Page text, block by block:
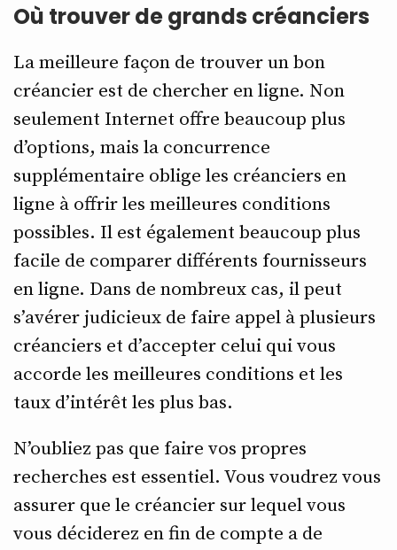
Où trouver de grands créanciers
La meilleure façon de trouver un bon
créancier est de chercher en ligne. Non
seulement Internet offre beaucoup plus
d’options, mais la concurrence
supplémentaire oblige les créanciers en
ligne à offrir les meilleures conditions
possibles. Il est également beaucoup plus
facile de comparer différents fournisseurs
en ligne. Dans de nombreux cas, il peut
s’avérer judicieux de faire appel à plusieurs
créanciers et d’accepter celui qui vous
accorde les meilleures conditions et les
taux d’intérêt les plus bas.
N’oubliez pas que faire vos propres
recherches est essentiel. Vous voudrez vous
assurer que le créancier sur lequel vous
vous déciderez en fin de compte a de